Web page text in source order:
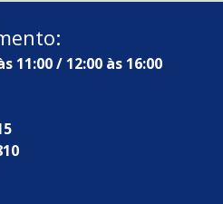
11:00 / 12:00 às 16:00